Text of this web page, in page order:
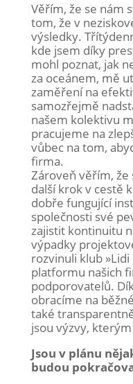
Věřím, že se nám
tom, že v
výsledky.
kde jsem díky
mohl poznat, jak
za oceánem, mě
zaměření na
samozřejmě
našem kolektivu
pracujeme na
vůbec na tom,
firma.
Zároveň věřím,
další krok v cestě
dobře fungující
společnosti své
zajistit kontinuitu
výpadky
rozvinuli klub
platformu našich
podporovatelů.
obracíme na
také
jsou výzvy,
Jsou v plánu
budou